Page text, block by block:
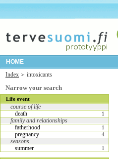
HOME
Index
intoxicants
Narrow your search
Life event
course of life
death
1
family and relationships
fatherhood
1
pregnancy 4
seasons
summer
1